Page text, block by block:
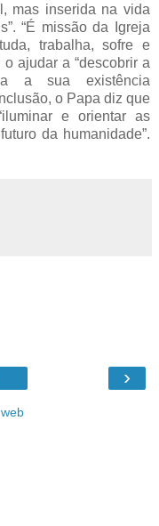
mas inserida na vida
“É missão da Igreja
trabalha, sofre e
ajudar a “descobrir a
a sua existência
o Papa diz que
e orientar as
da humanidade”.
›